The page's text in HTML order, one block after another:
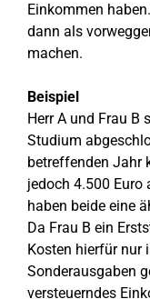
Einkommen
dann als
machen.
Beispiel
Herr A und Frau B
Studium
betreffenden Jahr
jedoch 4.500 Euro
haben beide eine
Da Frau B ein
Kosten hierfür nur
Sonderausgaben
versteuerndes